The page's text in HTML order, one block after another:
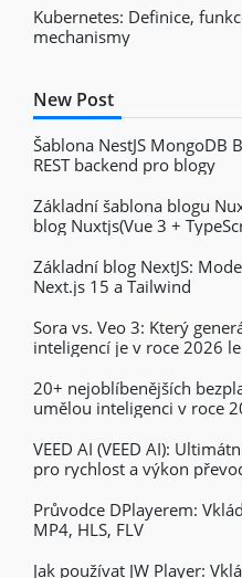
Kubernetes: Definice,
mechanismy
New Post
Šablona NestJS MongoDB
REST backend pro blogy
Základní šablona blogu
blog Nuxtjs(Vue 3 +
Základní blog NextJS:
Next.js 15 a Tailwind
Sora vs. Veo 3: Který
inteligencí je v roce 2026
20+ nejoblíbenějších
umělou inteligenci v roce
VEED AI (VEED AI):
pro rychlost a výkon
Průvodce DPlayerem:
MP4, HLS, FLV
Jak používat JW Player: